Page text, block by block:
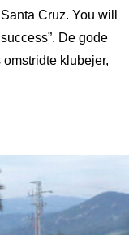
Cruz. You will
De gode
klubejer,